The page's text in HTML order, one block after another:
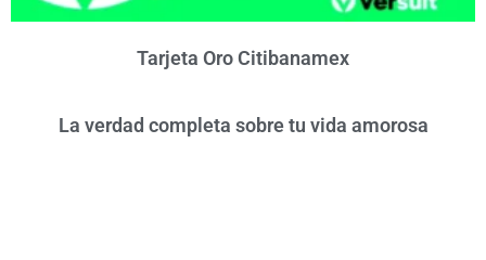
Tarjeta Oro Citibanamex
La verdad completa sobre tu vida amorosa